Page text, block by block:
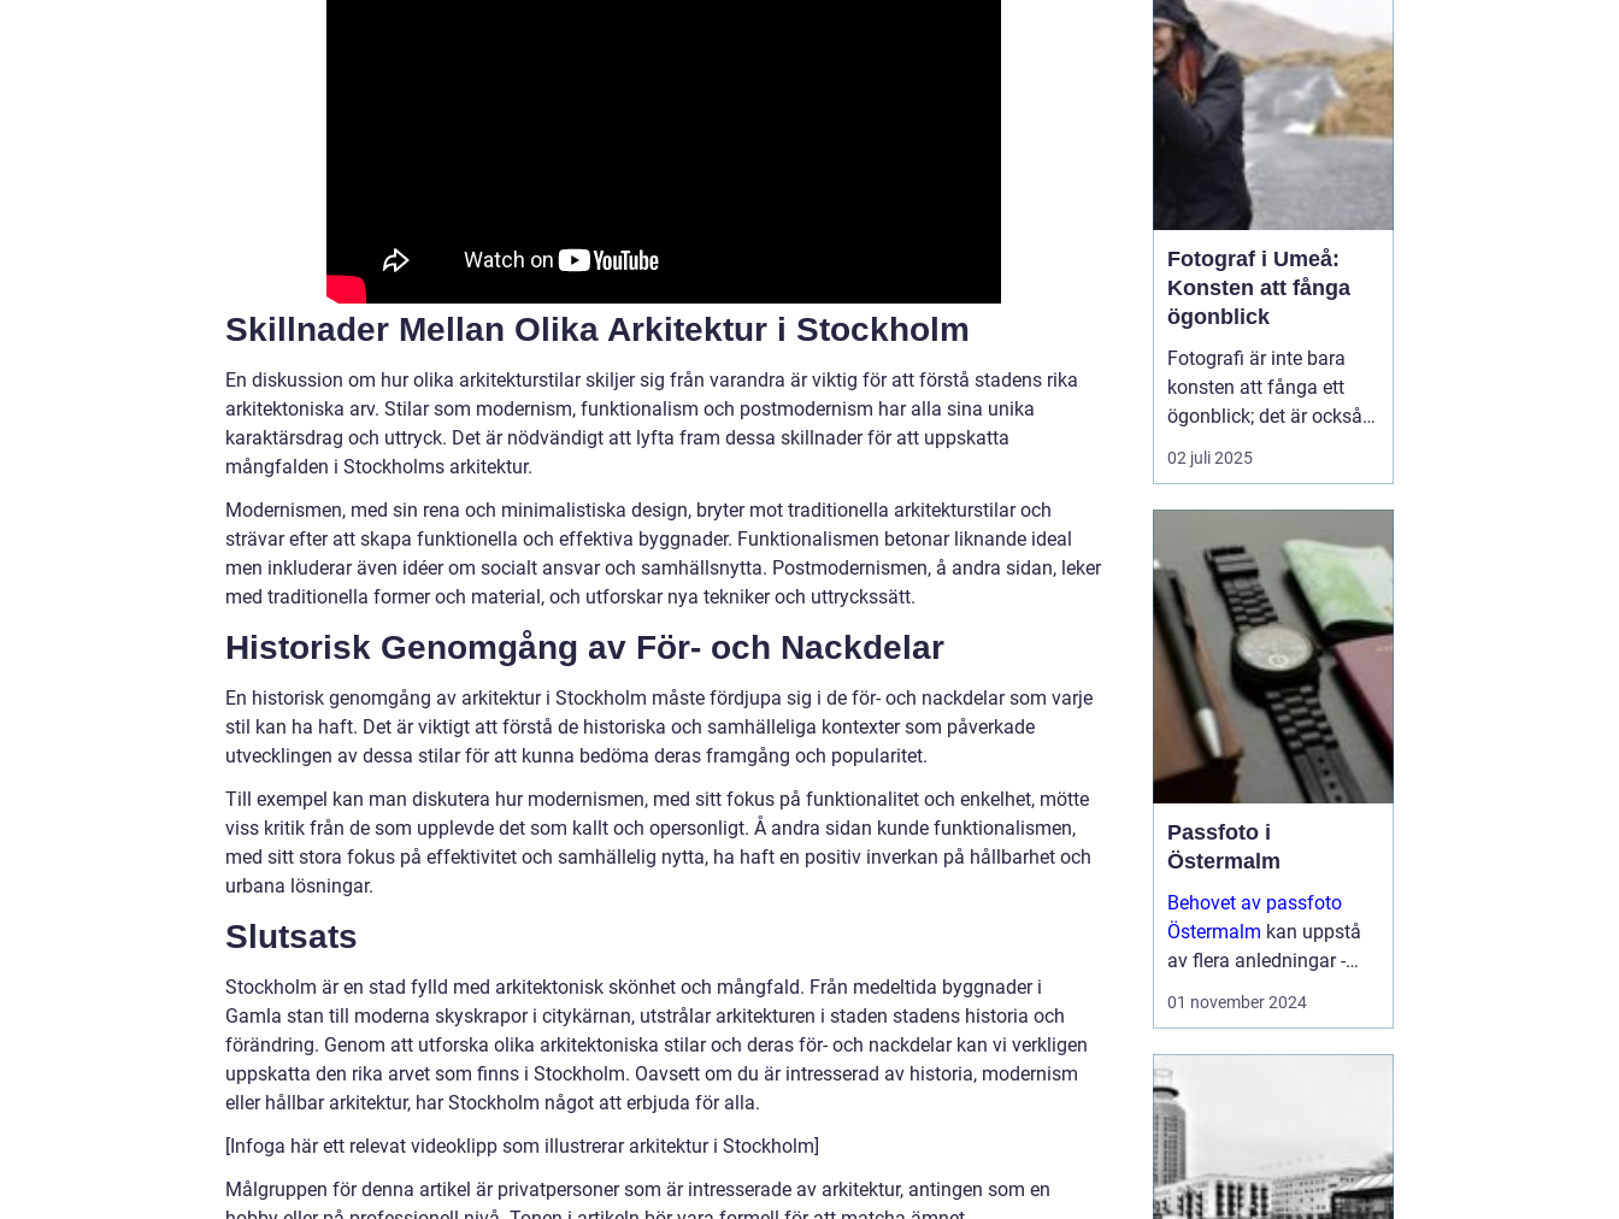
Skillnader Mellan Olika Arkitektur i Stockholm
En diskussion om hur olika arkitekturstilar skiljer sig från varandra är viktig för att förstå stadens rika
arkitektoniska arv. Stilar som modernism, funktionalism och postmodernism har alla sina unika
karaktärsdrag och uttryck. Det är nödvändigt att lyfta fram dessa skillnader för att uppskatta
mångfalden i Stockholms arkitektur.
Modernismen, med sin rena och minimalistiska design, bryter mot traditionella arkitekturstilar och
strävar efter att skapa funktionella och effektiva byggnader. Funktionalismen betonar liknande ideal
men inkluderar även idéer om socialt ansvar och samhällsnytta. Postmodernismen, å andra sidan, leker
med traditionella former och material, och utforskar nya tekniker och uttryckssätt.
Historisk Genomgång av För- och Nackdelar
En historisk genomgång av arkitektur i Stockholm måste fördjupa sig i de för- och nackdelar som varje
stil kan ha haft. Det är viktigt att förstå de historiska och samhälleliga kontexter som påverkade
utvecklingen av dessa stilar för att kunna bedöma deras framgång och popularitet.
Till exempel kan man diskutera hur modernismen, med sitt fokus på funktionalitet och enkelhet, mötte
viss kritik från de som upplevde det som kallt och opersonligt. Å andra sidan kunde funktionalismen,
med sitt stora fokus på effektivitet och samhällelig nytta, ha haft en positiv inverkan på hållbarhet och
urbana lösningar.
Slutsats
Stockholm är en stad fylld med arkitektonisk skönhet och mångfald. Från medeltida byggnader i
Gamla stan till moderna skyskrapor i citykärnan, utstrålar arkitekturen i staden stadens historia och
förändring. Genom att utforska olika arkitektoniska stilar och deras för- och nackdelar kan vi verkligen
uppskatta den rika arvet som finns i Stockholm. Oavsett om du är intresserad av historia, modernism
eller hållbar arkitektur, har Stockholm något att erbjuda för alla.
[Infoga här ett relevat videoklipp som illustrerar arkitektur i Stockholm]
Målgruppen för denna artikel är privatpersoner som är intresserade av arkitektur, antingen som en
inte minst om a...
Fotograf i Umeå:
Konsten att fånga
ögonblick
Fotografi är inte bara
konsten att fånga ett
ögonblick; det är också
berättelsen som vi sakta
men säkert låter
stad i norra Sverige,
bidrar fotografer till...
02 juli 2025
Passfoto i
Östermalm
Behovet av passfoto
Östermalm kan uppstå
av flera anledningar -
vare sig det handlar om
kanske byta ut sitt k&...
01 november 2024